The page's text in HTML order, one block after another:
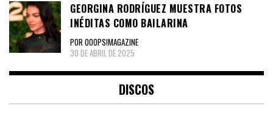
GEORGINA RODRÍGUEZ MUESTRA FOTOS
INÉDITAS COMO BAILARINA
POR OOOPS!MAGAZINE
30 DE ABRIL DE 2025
DISCOS